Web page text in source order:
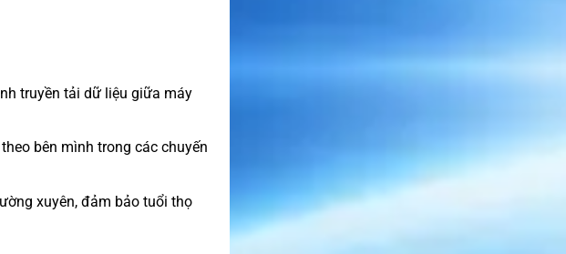
truyền tải dữ liệu giữa máy
bên mình trong các chuyến
xuyên, đảm bảo tuổi thọ